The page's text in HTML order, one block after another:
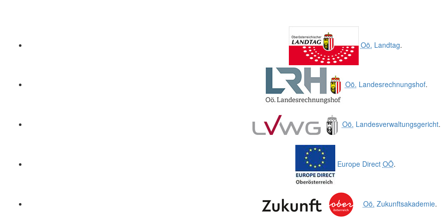
Oö. Landtag.
Oö. Landesrechnungshof.
Oö. Landesverwaltungsgericht.
Europe Direct OÖ.
Oö. Zukunftsakademie.